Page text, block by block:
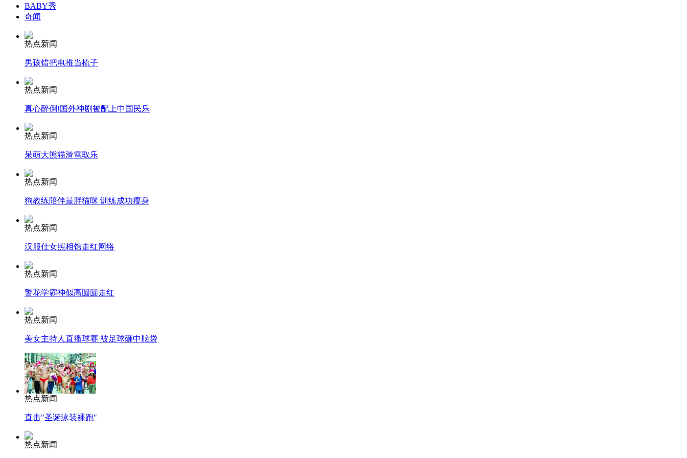
无痛分娩是否安全 医生回应
外交部：有关国家言论片面不公正
安徽一实载49人客车翻车
走！跟着总书记去植树
纽约上演“枕头大战”
BABY秀
奇闻
热点新闻
男孩错把电推当梳子
热点新闻
真心醉倒!国外神剧被配上中国民乐
热点新闻
呆萌大熊猫滑雪取乐
热点新闻
狗教练陪伴最胖猫咪 训练成功瘦身
热点新闻
汉服仕女照相馆走红网络
热点新闻
警花学霸神似高圆圆走红
热点新闻
美女主持人直播球赛 被足球砸中脑袋
热点新闻
直击"圣诞泳装裸跑"
热点新闻